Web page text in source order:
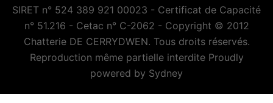
SIRET n° 524 389 921 00023 - Certificat de Capacité
n° 51.216 - Cetac n° C-2062 - Copyright © 2012
Chatterie DE CERRYDWEN. Tous droits réservés.
Reproduction même partielle interdite Proudly
powered by Sydney